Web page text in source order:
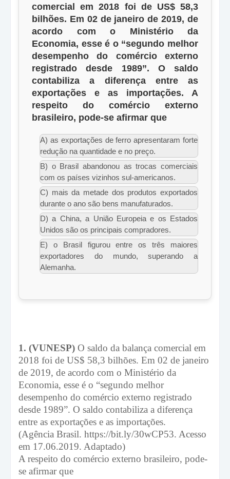
comercial em 2018 foi de US$ 58,3
bilhões. Em 02 de janeiro de 2019, de
acordo com o Ministério da
Economia, esse é o “segundo melhor
desempenho do comércio externo
registrado desde 1989”. O saldo
contabiliza a diferença entre as
exportações e as importações. A
respeito do comércio externo
brasileiro, pode-se afirmar que
A) as exportações de ferro apresentaram forte
redução na quantidade e no preço.
B) o Brasil abandonou as trocas comerciais
com os países vizinhos sul-americanos.
C) mais da metade dos produtos exportados
durante o ano são bens manufaturados.
D) a China, a União Europeia e os Estados
Unidos são os principais compradores.
E) o Brasil figurou entre os três maiores
exportadores do mundo, superando a
Alemanha.
1. (VUNESP) O saldo da balança comercial em
2018 foi de US$ 58,3 bilhões. Em 02 de janeiro
de 2019, de acordo com o Ministério da
Economia, esse é o “segundo melhor
desempenho do comércio externo registrado
desde 1989”. O saldo contabiliza a diferença
entre as exportações e as importações.
(Agência Brasil. https://bit.ly/30wCP53. Acesso
em 17.06.2019. Adaptado)
A respeito do comércio externo brasileiro, pode-
se afirmar que